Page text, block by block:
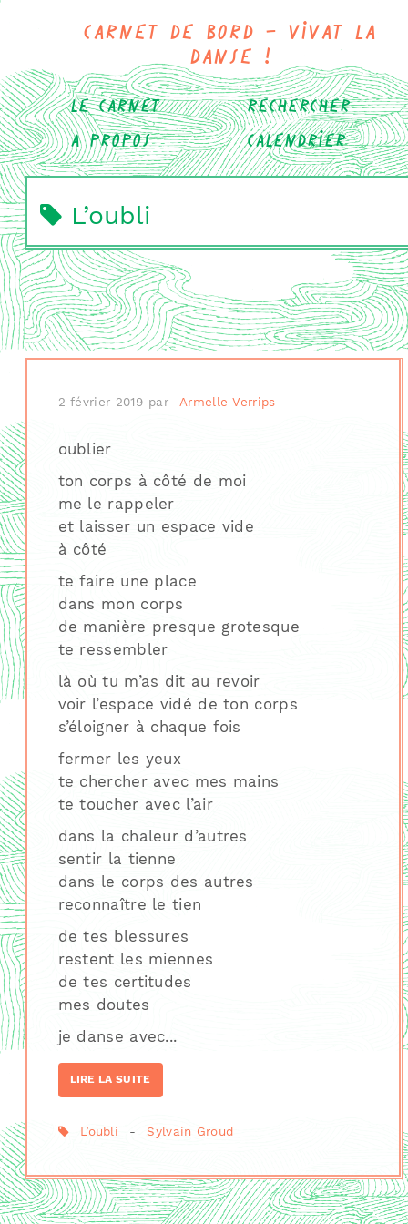
Carnet de bord - Vivat la
danse !
Le carnet
Rechercher
Calendrier
A propos
L’oubli
2 février 2019 par Armelle Verrips
oublier
ton corps à côté de moi
me le rappeler
et laisser un espace vide
à côté
te faire une place
dans mon corps
de manière presque grotesque
te ressembler
là où tu m’as dit au revoir
voir l’espace vidé de ton corps
s’éloigner à chaque fois
fermer les yeux
te chercher avec mes mains
te toucher avec l’air
dans la chaleur d’autres
sentir la tienne
dans le corps des autres
reconnaître le tien
de tes blessures
restent les miennes
de tes certitudes
mes doutes
je danse avec...
LIRE LA SUITE
L’oubli - Sylvain Groud